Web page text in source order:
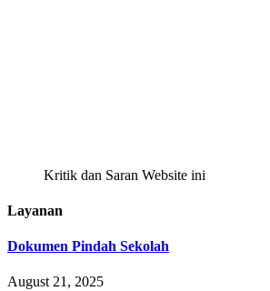
Kritik dan Saran Website ini
Layanan
Dokumen Pindah Sekolah
August 21, 2025